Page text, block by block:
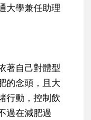
大學兼任助理
著自己對體型
的念頭，且大
行動，控制飲
過在減肥過